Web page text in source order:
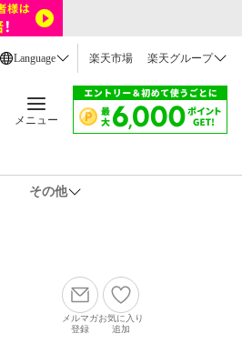
Language 楽天市場 楽天グループ
メニュー
その他
メルマガ
登録
お気に入り
追加